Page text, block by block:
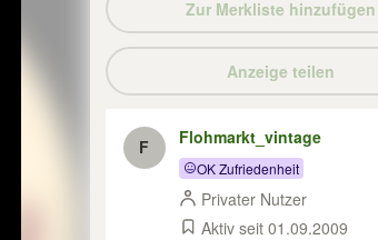
Zur Merkliste hinzufügen
Anzeige teilen
F Flohmarkt_vintage
OK Zufriedenheit
Privater Nutzer
Aktiv seit 01.09.2009